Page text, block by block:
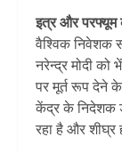
इत्र और परफ्यूम
वैश्विक निवेशक
नरेन्द्र मोदी
पर मूर्त रूप देने के
केंद्र के निदेशक
रहा है और शीघ्र